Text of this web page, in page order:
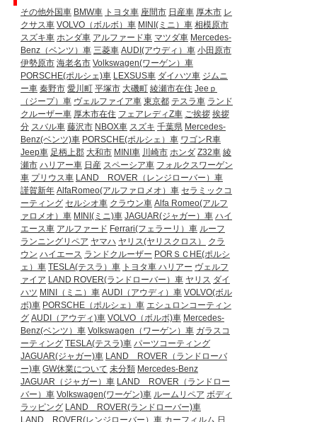
その他外国車 BMW車 トヨタ車 座間市 日産車 厚木市 レ
クサス車 VOLVO（ボルボ）車 MINI(ミニ）車 相模原市
スズキ車 ホンダ車 アルファード車 マツダ車 Mercedes-
Benz（ベンツ）車 三菱車 AUDI(アウディ）車 小田原市
伊勢原市 海老名市 Volkswagen(ワーゲン）車
PORSCHE(ポルシェ)車 LEXSUS車 ダイハツ車 ジムニ
ー車 秦野市 愛川町 平塚市 大磯町 綾瀬市在住 Jeeｐ
（ジープ）車 ヴェルファイア車 東京都 テスラ車 ランド
クルーザー車 厚木市在住 フェアレディZ車 ご挨拶 挨拶
分 スバル車 藤沢市 NBOX車 スズキ 千葉県 Mercedes-
Benz(ベンツ)車 PORSCHE(ポルシェ）車 ワゴンR車
Jeep車 足柄上郡 大和市 MINI車 川崎市 ホンダ Z32車 綾
瀬市 ハリアー車 日産 スペーシア車 フォルクスワーゲン
車 プリウス車 LAND ROVER（レンジローバー）車
謹賀新年 AlfaRomeo(アルファロメオ）車 セラミックコ
ーティング セルシオ車 クラウン車 Alfa Romeo(アルフ
ァロメオ）車 MINI(ミニ)車 JAGUAR(ジャガー）車 ハイ
エース車 アルファード Ferrari(フェラーリ）車 ルーフ
ランニングリペア ヤマハ ヤリス(ヤリスクロス）
クラ
ウン ハイエース ランドクルーザー PORＳＣHE(ポルシ
ェ）車 TESLA(テスラ）車 トヨタ車 ハリアー ヴェルフ
ァイア LAND ROVER(ランドローバー）車 ヤリス ダイ
ハツ MINI（ミニ）車 AUDI（アウディ）車 VOLVO(ボル
ボ)車 PORSCHE（ポルシェ）車 エシュロンコーティン
グ AUDI（アウディ)車 VOLVO（ボルボ)車 Mercedes-
Benz(ベンツ）車 Volkswagen（ワーゲン）車 ガラスコ
ーティング TESLA(テスラ)車 パーツコーティング
JAGUAR(ジャガー)車 LAND ROVER（ランドローバ
ー)車 GW休業について 未分類 Mercedes-Benz
JAGUAR（ジャガー）車 LAND ROVER（ランドロー
バー）車 Volkswagen(ワーゲン)車 ルームリペア ボディ
ラッピング LAND ROVER(ランドローバー)車
LAND ROVER(レンジローバー）車 カーフィルム 日